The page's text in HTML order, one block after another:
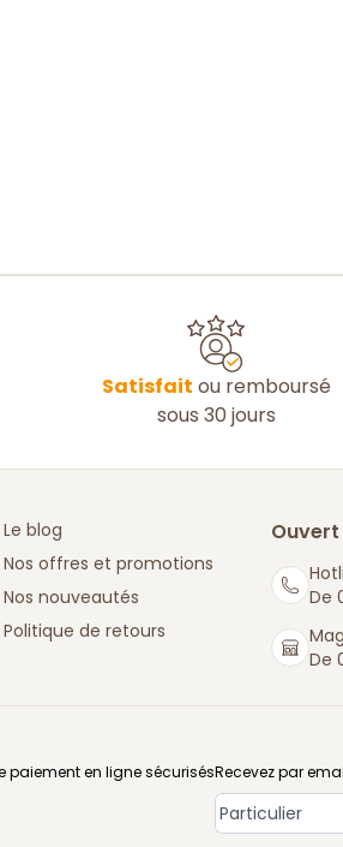
Satisfait ou remboursé
sous 30 jours
Le blog
Nos offres et promotions
Nos nouveautés
Politique de retours
De
De
paiement en ligne sécurisésRecevez par
Type de